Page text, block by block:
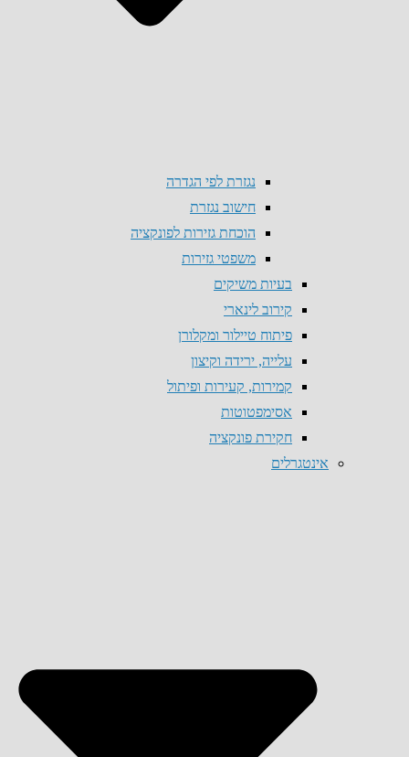
נגזרת לפי הגדרה
חישוב נגזרת
הוכחת גזירות לפונקציה
משפטי גזירות
בעיות משיקים
קירוב לינארי
פיתוח טיילור ומקלורן
עלייה, ירידה וקיצון
קמירות, קעירות ופיתול
אסימפטוטות
חקירת פונקציה
אינטגרלים